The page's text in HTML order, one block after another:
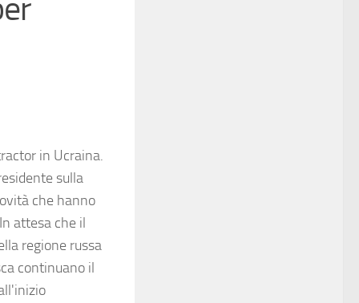
in Ucraina.
sulla
che hanno
attesa che il
regione russa
continuano il